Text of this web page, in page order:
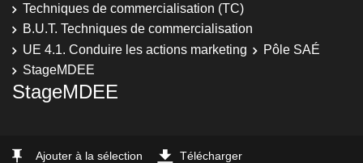
Techniques de commercialisation (TC)
B.U.T. Techniques de commercialisation
UE 4.1. Conduire les actions marketing
Pôle SAÉ
StageMDEE
StageMDEE
Ajouter à la sélection Télécharger